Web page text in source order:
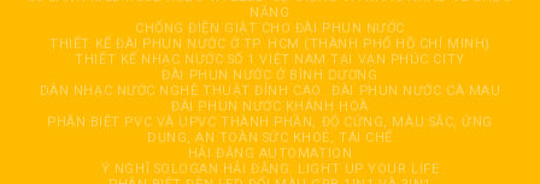
NĂNG
CHỐNG ĐIỆN GIẬT CHO ĐÀI PHUN NƯỚC
THIẾT KẾ ĐÀI PHUN NƯỚC Ở TP. HCM (THÀNH PHỐ HỒ CHÍ MINH)
THIẾT KẾ NHẠC NƯỚC SỐ 1 VIỆT NAM TẠI VẠN PHÚC CITY
ĐÀI PHUN NƯỚC Ở BÌNH DƯƠNG
DÀN NHẠC NƯỚC NGHỆ THUẬT ĐỈNH CAO
ĐÀI PHUN NƯỚC CÀ MAU
ĐÀI PHUN NƯỚC KHÁNH HOÀ
PHÂN BIỆT PVC VÀ UPVC THÀNH PHẦN, ĐỘ CỨNG, MÀU SẮC, ỨNG
DỤNG, AN TOÀN SỨC KHOẺ, TÁI CHẾ
HẢI ĐĂNG AUTOMATION
Ý NGHĨ SOLOGAN HẢI ĐĂNG: LIGHT UP YOUR LIFE